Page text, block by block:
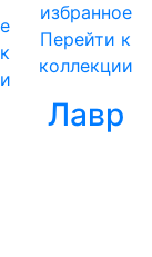
избранное
Перейти к
коллекции
Лавр